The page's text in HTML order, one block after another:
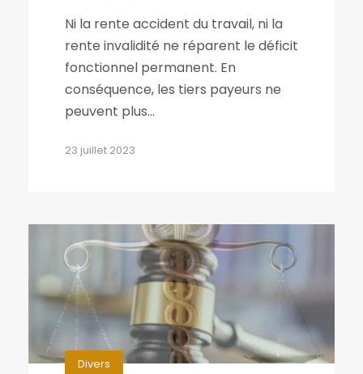
Ni la rente accident du travail, ni la
rente invalidité ne réparent le déficit
fonctionnel permanent. En
conséquence, les tiers payeurs ne
peuvent plus...
23 juillet 2023
Divers